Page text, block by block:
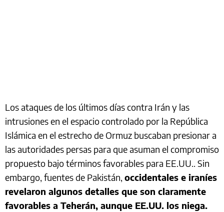
Los ataques de los últimos días contra Irán y las
intrusiones en el espacio controlado por la República
Islámica en el estrecho de Ormuz buscaban presionar a
las autoridades persas para que asuman el compromiso
propuesto bajo términos favorables para EE.UU.. Sin
embargo, fuentes de Pakistán, occidentales e iraníes
revelaron algunos detalles que son claramente
favorables a Teherán, aunque EE.UU. los niega.